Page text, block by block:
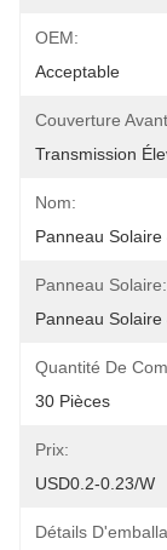
OEM:
Acceptable
Couverture
Transmission
Nom:
Panneau
Panneau Solaire:
Panneau
Quantité De
30 Pièces
Prix:
USD0.2-0.23/w
Détails